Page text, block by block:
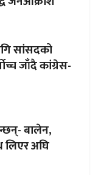
सांसदको
जाँदै कांग्रेस-
बालेन,
लिएर अघि